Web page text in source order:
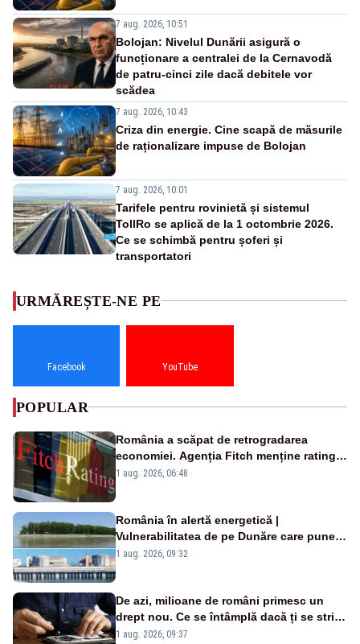
7 aug. 2026, 10:51
Bolojan: Nivelul Dunării asigură o
funcționare a centralei de la Cernavodă
de patru-cinci zile dacă debitele vor
scădea
7 aug. 2026, 10:43
Criza din energie. Cine scapă de măsurile
de raționalizare impuse de Bolojan
7 aug. 2026, 10:01
Tarifele pentru rovinietă și sistemul
TollRo se aplică de la 1 octombrie 2026.
Ce se schimbă pentru șoferi și
transportatori
URMĂREȘTE-NE PE
Facebook YouTube
POPULAR
România a scăpat de retrogradarea
economiei. Agenția Fitch menține ratingul
„BBB-” cu perspectivă negativă
1 aug. 2026, 06:48
România în alertă energetică |
Vulnerabilitatea de pe Dunăre care pune
în pericol Centrala Cernavodă era
1 aug. 2026, 09:32
De azi, milioane de români primesc un
drept nou. Ce se întâmplă dacă ți se strică
un produs
1 aug. 2026, 09:37